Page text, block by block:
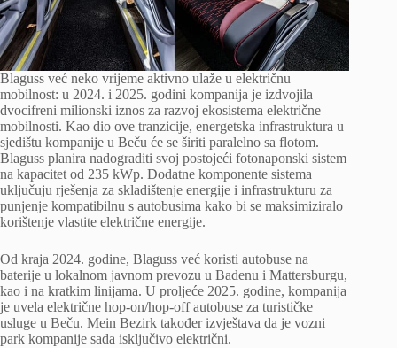
Blaguss već neko vrijeme aktivno ulaže u električnu
mobilnost: u 2024. i 2025. godini kompanija je izdvojila
dvocifreni milionski iznos za razvoj ekosistema električne
mobilnosti. Kao dio ove tranzicije, energetska infrastruktura u
sjedištu kompanije u Beču će se širiti paralelno sa flotom.
Blaguss planira nadograditi svoj postojeći fotonaponski sistem
na kapacitet od 235 kWp. Dodatne komponente sistema
uključuju rješenja za skladištenje energije i infrastrukturu za
punjenje kompatibilnu s autobusima kako bi se maksimiziralo
korištenje vlastite električne energije.
Od kraja 2024. godine, Blaguss već koristi autobuse na
baterije u lokalnom javnom prevozu u Badenu i Mattersburgu,
kao i na kratkim linijama. U proljeće 2025. godine, kompanija
je uvela električne hop-on/hop-off autobuse za turističke
usluge u Beču. Mein Bezirk također izvještava da je vozni
park kompanije sada isključivo električni.